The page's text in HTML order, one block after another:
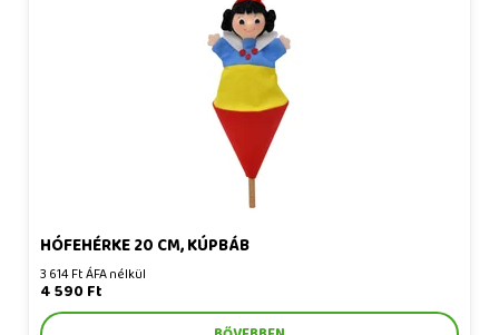
HÓFEHÉRKE 20 CM, KÚPBÁB
3 614 Ft ÁFA nélkül
4 590 Ft